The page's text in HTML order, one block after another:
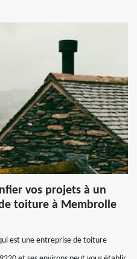
vos projets à un
toiture à Membrolle
est une entreprise de toiture